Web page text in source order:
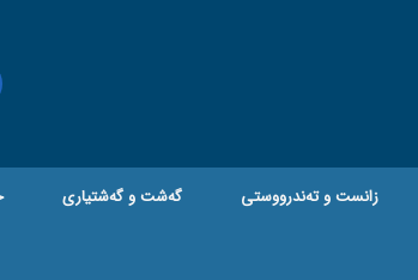
زانست و تەندرووستی گه‌شت و گه‌شتیاری